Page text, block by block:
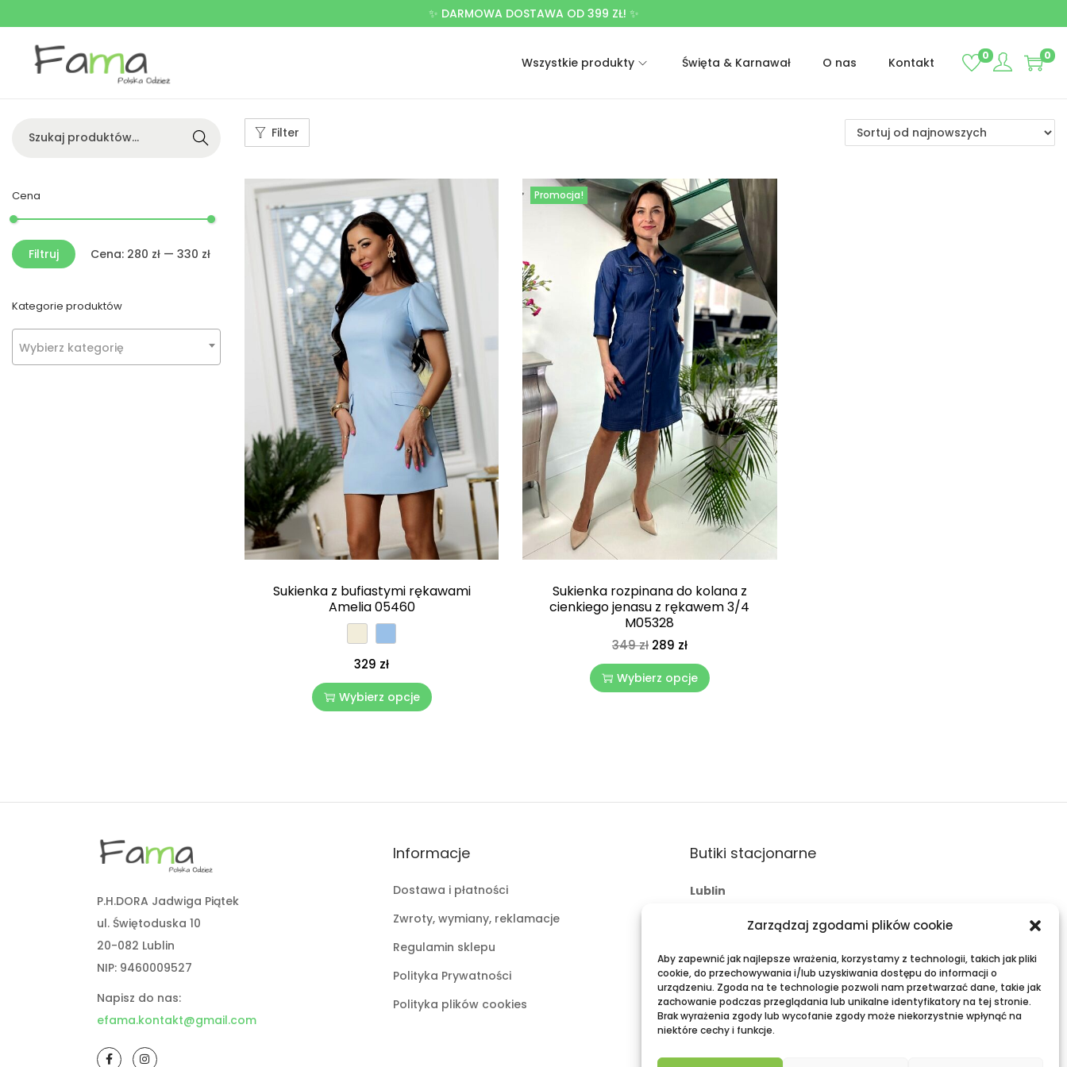
Zarządzaj zgodami plików cookie
Aby zapewnić jak najlepsze wrażenia, korzystamy z technologii, takich jak pliki
cookie, do przechowywania i/lub uzyskiwania dostępu do informacji o
urządzeniu. Zgoda na te technologie pozwoli nam przetwarzać dane, takie jak
zachowanie podczas przeglądania lub unikalne identyfikatory na tej stronie.
Brak wyrażenia zgody lub wycofanie zgody może niekorzystnie wpłynąć na
niektóre cechy i funkcje.
✨ DARMOWA DOSTAWA OD 399 ZŁ! ✨
Wszystkie produkty Święta & Karnawał O nas Kontakt 0 0
Filter
Sukienka z bufiastymi rękawami
Amelia 05460
329 zł
Wybierz opcje
Promocja!
Sukienka rozpinana do kolana z
cienkiego jenasu z rękawem 3/4
M05328
349zł 289 zł
Wybierz opcje
Searc
Cena
Filtruj Cena: 280 zł — 330 zł
Kategorie produktów
Wybierz kategorię
P.H.DORA Jadwiga Piątek
ul. Świętoduska 10
20-082 Lublin
NIP: 9460009527
Napisz do nas:
efama.kontakt@gmail.com
Informacje
Dostawa i płatności
Zwroty, wymiany, reklamacje
Regulamin sklepu
Polityka Prywatności
Polityka plików cookies
Butiki stacjonarne
Lublin
fama.lublin@op.pl
tel:+48 601 525 423
Puławy
Galeria Zielona, ul. Lubelska 2
mail:fama.pulawy@op.pl
tel:+48 695 938 095